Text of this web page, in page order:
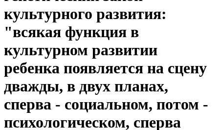
культурного развития:
"всякая функция в
культурном развитии
ребенка появляется на сцену
дважды, в двух планах,
сперва - социальном, потом -
психологическом, сперва